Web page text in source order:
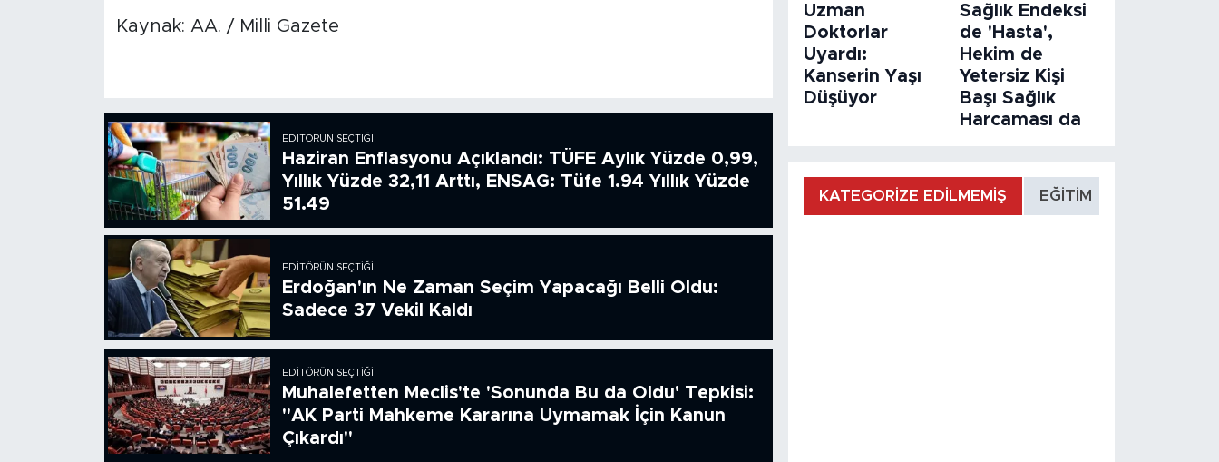
Kaynak: AA. / Milli Gazete
EDITÖRÜN SEÇTIĞI
Haziran Enflasyonu Açıklandı: TÜFE Aylık Yüzde 0,99,
Yıllık Yüzde 32,11 Arttı, ENSAG: Tüfe 1.94 Yıllık Yüzde
51.49
EDITÖRÜN SEÇTIĞI
Erdoğan'ın Ne Zaman Seçim Yapacağı Belli Oldu:
Sadece 37 Vekil Kaldı
EDITÖRÜN SEÇTIĞI
Muhalefetten Meclis'te 'Sonunda Bu da Oldu' Tepkisi:
"AK Parti Mahkeme Kararına Uymamak İçin Kanun
Çıkardı"
Uzman
Doktorlar
Uyardı:
Kanserin Yaşı
Düşüyor
Sağlık Endeksi
de 'Hasta',
Hekim de
Yetersiz Kişi
Başı Sağlık
Harcaması da
KATEGORİZE EDİLMEMİŞ EĞİTİM